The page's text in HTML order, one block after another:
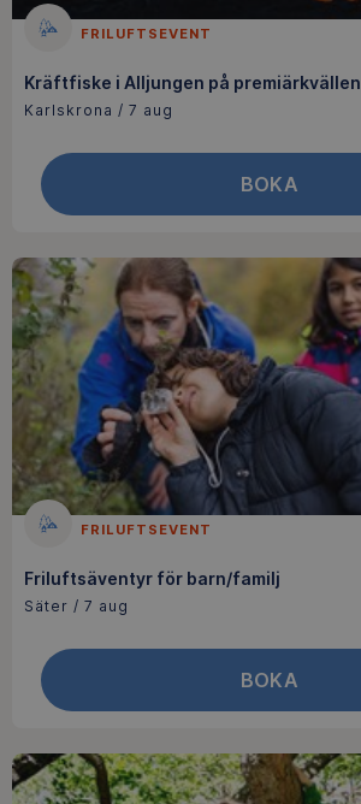
FRILUFTSEVENT
Kräftfiske i Alljungen på premiärkvällen
Karlskrona / 7 aug
BOKA
FRILUFTSEVENT
Friluftsäventyr för barn/familj
Säter / 7 aug
BOKA